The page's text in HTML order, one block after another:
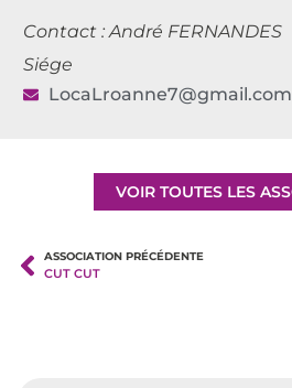
Contact : André FERNANDES
Siége
LocaLroanne7@gmail.com
VOIR TOUTES LES
ASSOCIATION PRÉCÉDENTE
CUT CUT